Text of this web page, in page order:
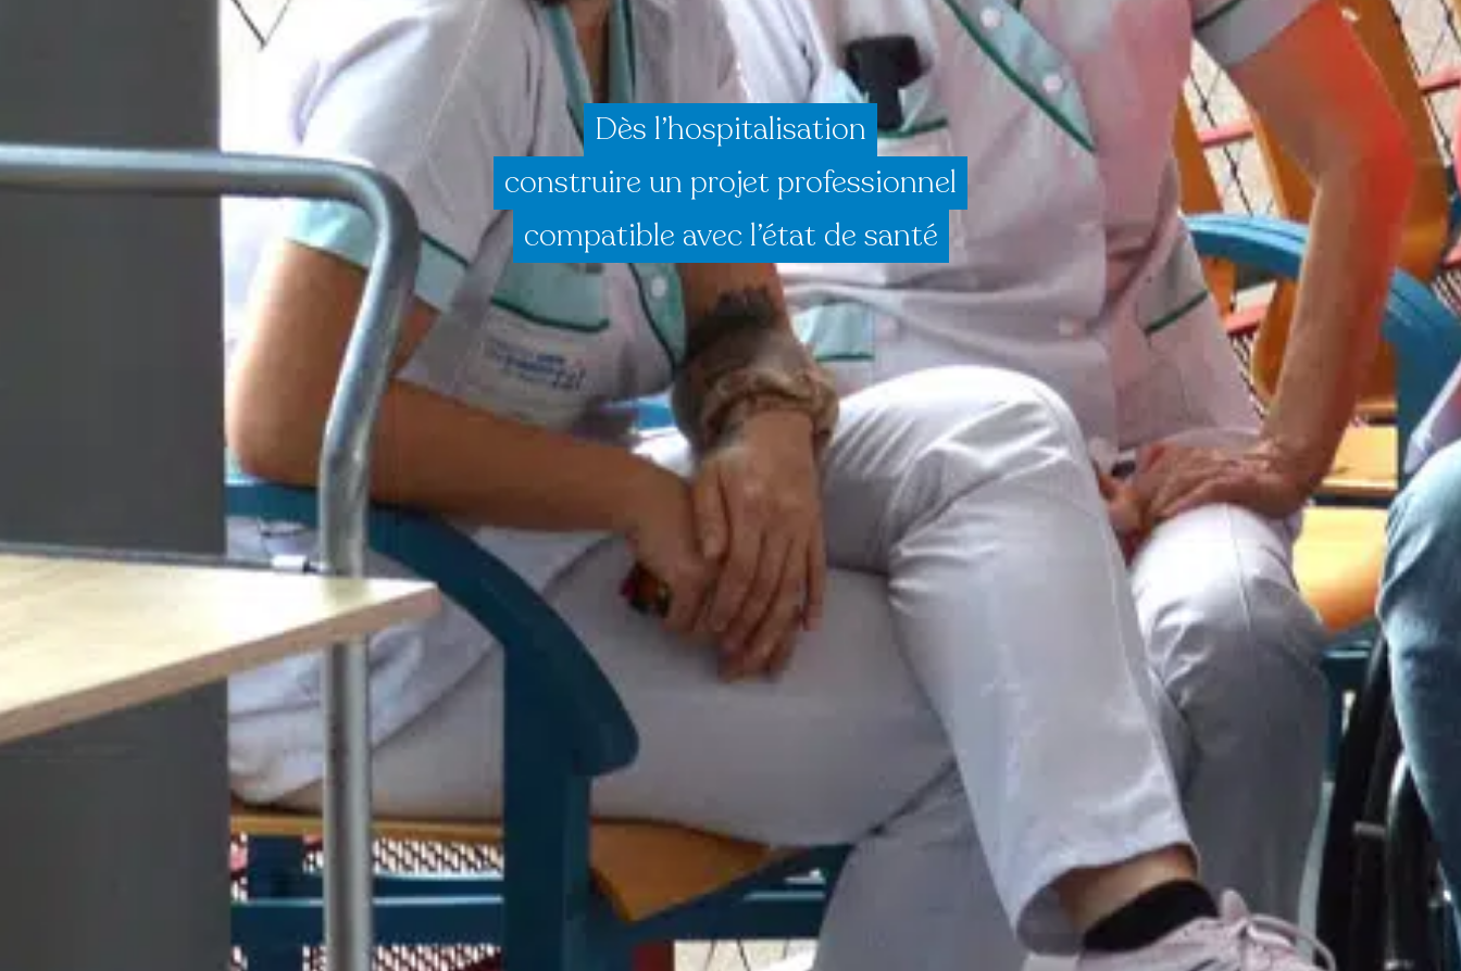
Dès l’hospitalisation
construire un projet professionnel
compatible avec l’état de santé